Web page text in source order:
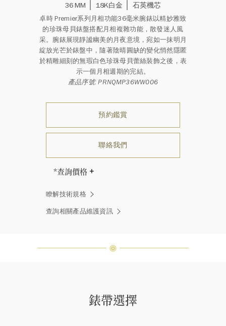
36 MM
18K白金 石英機芯
卓時 Premier系列月相功能36毫米腕錶以精妙雅致
的珍珠母貝錶盤搭配月相複雜功能，散發迷人風
采。腕錶展現靜謐幽美的月夜意境，宛如一抹明月
綻放光芒於錶盤中，隨著陰晴圓缺的變化悄然隱匿
於精雕細刻的無瑕白色珍珠母貝蕾絲裝飾之後，表
示一個月相週期的完結。
產品序號: PRNQMP36WW006
預約鑑賞
聯絡我們
*查詢價格
兩顆相同的鑽石。」 海瑞溫斯頓的每
一件高級珠寶作品也是如此：每個寶
石皆與眾不同而採用獨特鑲嵌方式，
瞭解技術規格
查詢相關產品維護資訊
錶帶選擇